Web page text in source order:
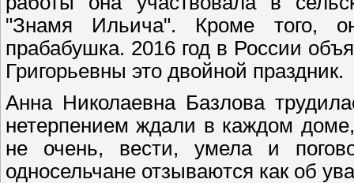
"Знамя Ильича". Кроме того,
прабабушка. 2016 год в России
Григорьевны это двойной праздник.
Анна Николаевна Базлова
нетерпением ждали в каждом
не очень, вести, умела и
односельчане отзываются как об